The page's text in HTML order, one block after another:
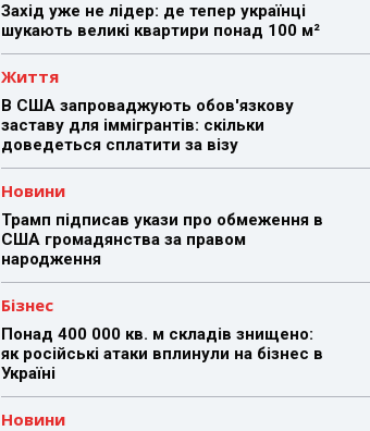
Захід уже не лідер: де тепер українці
шукають великі квартири понад 100 м²
Життя
В США запроваджують обов'язкову
заставу для іммігрантів: скільки
доведеться сплатити за візу
Новини
Трамп підписав укази про обмеження в
США громадянства за правом
народження
Бізнес
Понад 400 000 кв. м складів знищено:
як російські атаки вплинули на бізнес в
Україні
Новини